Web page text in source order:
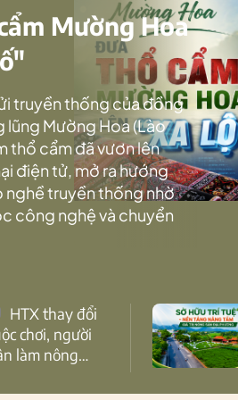
Mường Hoa
truyền thống của đồng
lũng Mường Hoa (Lào
thổ cẩm đã vươn lên
điện tử, mở ra hướng
nghề truyền thống nhờ
công nghệ và chuyển
chơi, người
làm nông